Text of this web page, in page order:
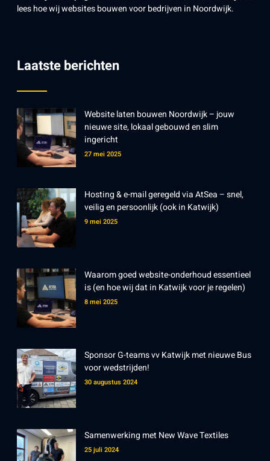
lees hoe wij websites bouwen voor bedrijven in Noordwijk.
Laatste berichten
Website laten bouwen Noordwijk – jouw
nieuwe site, lokaal gebouwd en slim
ingericht
27 mei 2025
Hosting & e-mail geregeld via AtSea – snel,
veilig en persoonlijk (ook in Katwijk)
9 mei 2025
Waarom goed website-onderhoud essentieel
is (en hoe wij dat in Katwijk voor je regelen)
8 mei 2025
Sponsor G-teams vv Katwijk met nieuwe Bus
voor wedstrijden!
30 augustus 2024
Samenwerking met New Wave Textiles
25 juli 2024